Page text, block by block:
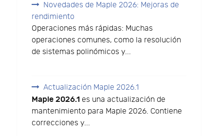
Novedades de Maple 2026: Mejoras de
rendimiento
Operaciones más rápidas: Muchas
operaciones comunes, como la resolución
de sistemas polinómicos y...
Actualización Maple 2026.1
Maple 2026.1 es una actualización de
mantenimiento para Maple 2026. Contiene
correcciones y...